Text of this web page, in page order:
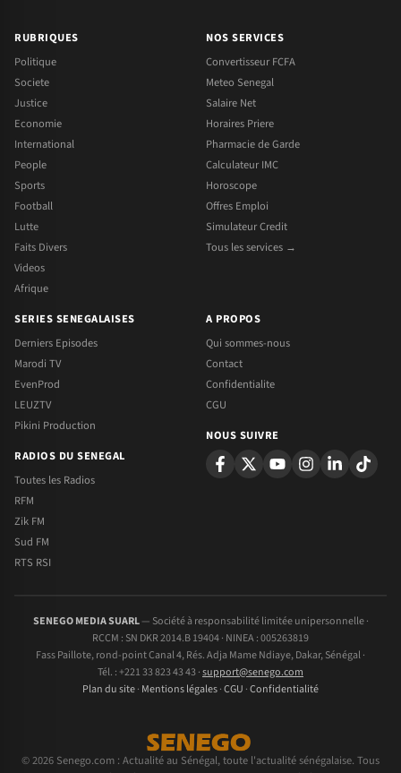
RUBRIQUES
Politique
Societe
Justice
Economie
International
People
Sports
Football
Lutte
Faits Divers
Videos
Afrique
NOS SERVICES
Convertisseur FCFA
Meteo Senegal
Salaire Net
Horaires Priere
Pharmacie de Garde
Calculateur IMC
Horoscope
Offres Emploi
Simulateur Credit
Tous les services →
SERIES SENEGALAISES
Derniers Episodes
Marodi TV
EvenProd
LEUZTV
Pikini Production
RADIOS DU SENEGAL
Toutes les Radios
RFM
Zik FM
Sud FM
RTS RSI
A PROPOS
Qui sommes-nous
Contact
Confidentialite
CGU
NOUS SUIVRE
SENEGO MEDIA SUARL— Société à responsabilité limitée unipersonnelle ·
RCCM : SN DKR 2014.B 19404 · NINEA : 005263819
Fass Paillote, rond-point Canal 4, Rés. Adja Mame Ndiaye, Dakar, Sénégal ·
Tél. : +221 33 823 43 43 ·support@senego.com
Plan du site· Mentions légales·CGU ·Confidentialité
© 2026 Senego.com : Actualité au Sénégal, toute l'actualité sénégalaise. Tous